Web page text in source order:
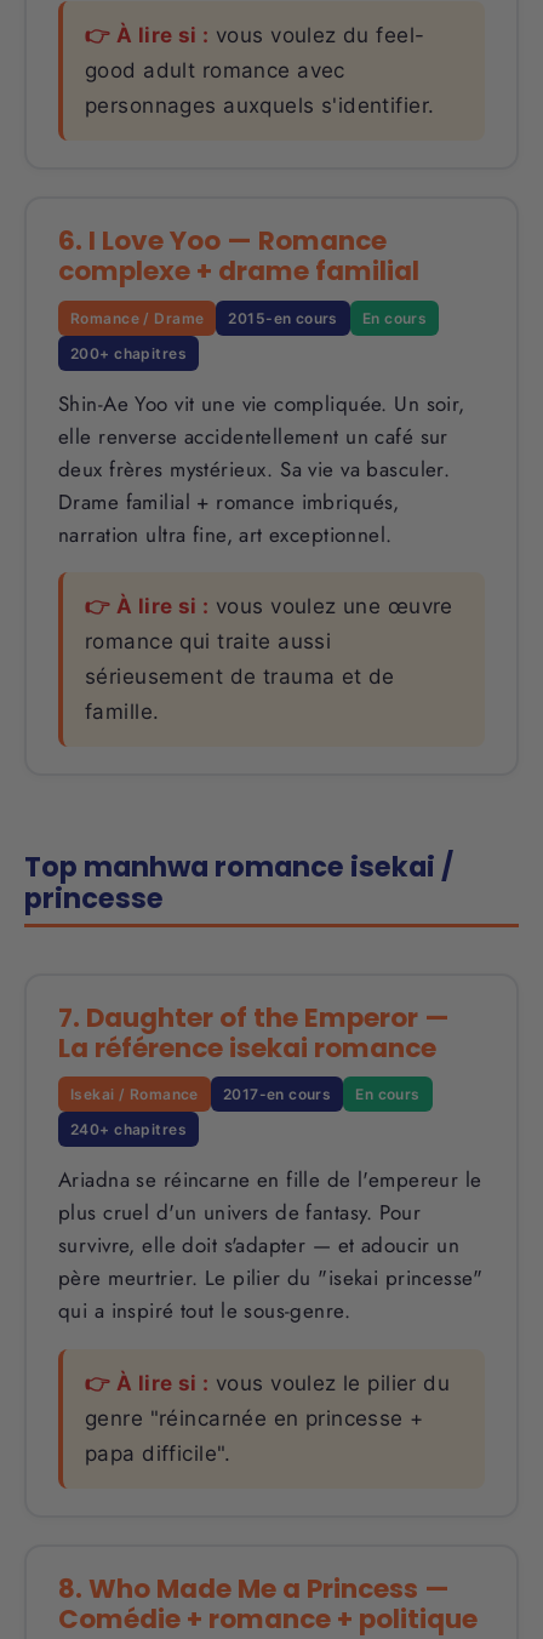
👉 À lire si : vous voulez du feel-
good adult romance avec
personnages auxquels s'identifier.
6. I Love Yoo — Romance
complexe + drame familial
Romance / Drame 2015-en cours
En cours
200+ chapitres
Shin-Ae Yoo vit une vie compliquée. Un soir,
elle renverse accidentellement un café sur
deux frères mystérieux. Sa vie va basculer.
Drame familial + romance imbriqués,
narration ultra fine, art exceptionnel.
👉 À lire si : vous voulez une œuvre
romance qui traite aussi
sérieusement de trauma et de
famille.
Top manhwa romance isekai /
princesse
7. Daughter of the Emperor —
La référence isekai romance
Isekai / Romance 2017-en cours
En cours
240+ chapitres
Ariadna se réincarne en fille de l'empereur le
plus cruel d'un univers de fantasy. Pour
survivre, elle doit s'adapter — et adoucir un
père meurtrier. Le pilier du "isekai princesse"
qui a inspiré tout le sous-genre.
👉 À lire si : vous voulez le pilier du
genre "réincarnée en princesse +
papa difficile".
8. Who Made Me a Princess —
Comédie + romance + politique